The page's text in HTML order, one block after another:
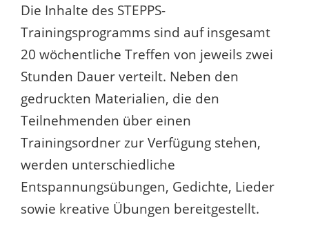
Die Inhalte des STEPPS-
Trainingsprogramms sind auf insgesamt
20 wöchentliche Treffen von jeweils zwei
Stunden Dauer verteilt. Neben den
gedruckten Materialien, die den
Teilnehmenden über einen
Trainingsordner zur Verfügung stehen,
werden unterschiedliche
Entspannungsübungen, Gedichte, Lieder
sowie kreative Übungen bereitgestellt.